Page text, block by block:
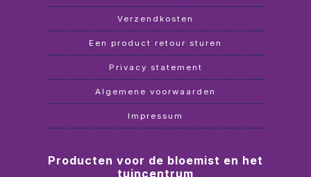
Verzendkosten
Een product retour sturen
Privacy statement
Algemene voorwaarden
Impressum
Producten voor de bloemist en het
tuincentrum